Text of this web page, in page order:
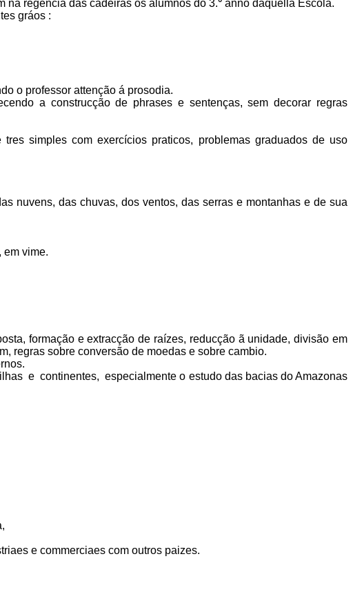
na regencia das cadeiras os alumnos do 3.° anno daquella Escola.
gráos :
o professor attenção á pro­sodia.
a construcção de phrases e sen­tenças, sem decorar regras
simples com exercícios praticos, problemas graduados de uso
nuvens, das chuvas, dos ventos, das serras e montanhas e de sua
vime.
formação e extracção de raízes, reducção ã unidade, divisão em
regras sobre conversão de moedas e sobre cambio.
e continentes, especial­mente o estudo das bacias do Amazonas
e commerciaes com outros paizes.